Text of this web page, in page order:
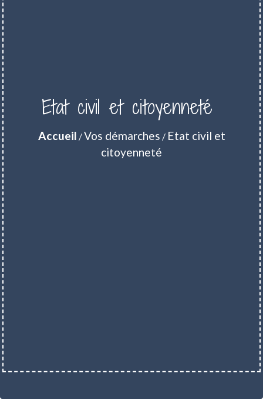
Etat civil et citoyenneté
Accueil /Vos démarches / Etat civil et
citoyenneté